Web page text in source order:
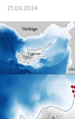
21.09.2024